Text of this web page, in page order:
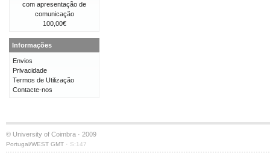
com apresentação de
comunicação
100,00€
Informações
Envios
Privacidade
Termos de Utilização
Contacte-nos
© University of Coimbra · 2009
Portugal/WEST GMT · S:147